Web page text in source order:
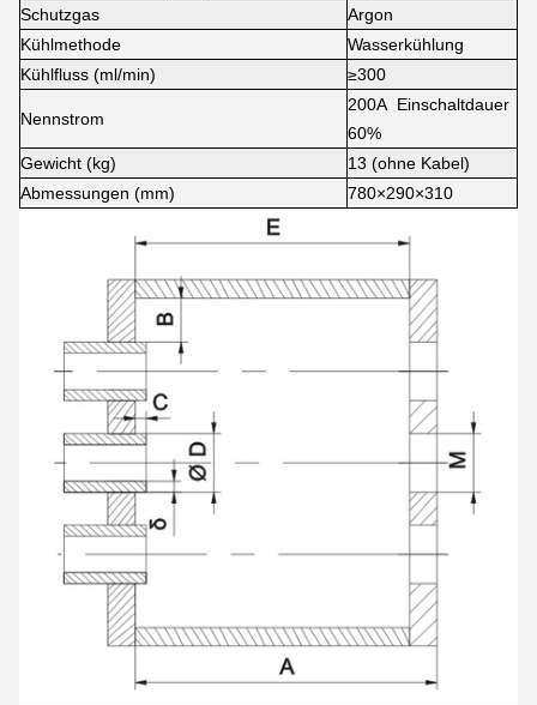
Schutzgas
Argon
Kühlmethode
Wasserkühlung
Kühlfluss (ml/min)
≥300
Nennstrom
200A Einschaltdauer
60%
Gewicht (kg)
13 (ohne Kabel)
Abmessungen (mm)
780×290×310